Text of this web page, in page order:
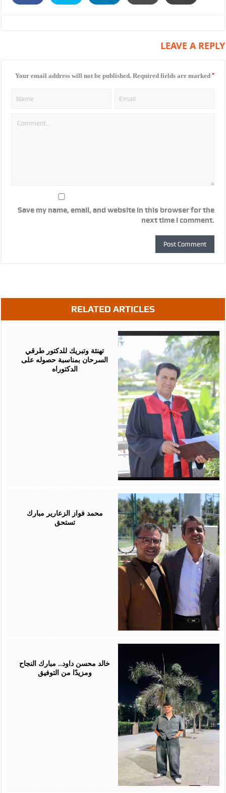
الملك يلتقي مجموعة من رفاق السلاح
القاضي محمود أحمد فريحات.. مبارك ومزيدا من التوفيقLEAVE A REPLY
Your email address will not be published. Required fields are marked *
Save my name, email, and website in this browser for the
next time I comment.
RELATED ARTICLES
تهنئة وتبريك للدكتور طرقي
السرحان بمناسبة حصوله على
الدكتوراه
محمد فواز الزعارير مبارك
تستحق
خالد محسن داود.. مبارك النجاح
ومزيدًا من التوفيق